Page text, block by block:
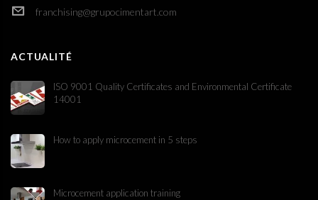
franchising@grupocimentart.com
ACTUALITÉ
ISO 9001 Quality Certificates and Environmental Certificate
14001
How to apply microcement in 5 steps
Microcement application training